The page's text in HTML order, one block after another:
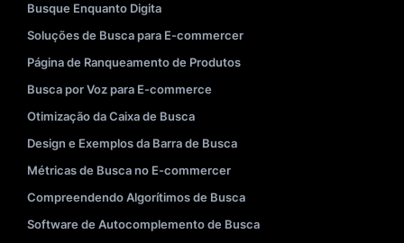
Busque Enquanto Digita
Soluções de Busca para E-commercer
Página de Ranqueamento de Produtos
Busca por Voz para E-commerce
Otimização da Caixa de Busca
Design e Exemplos da Barra de Busca
Métricas de Busca no E-commercer
Compreendendo Algorítimos de Busca
Software de Autocomplemento de Busca